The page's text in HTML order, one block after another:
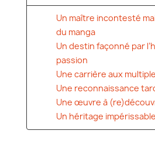
Un maître incontesté
du manga
Un destin façonné par
passion
Une carrière aux
Une reconnaissance
Une œuvre à
Un héritage impérissable